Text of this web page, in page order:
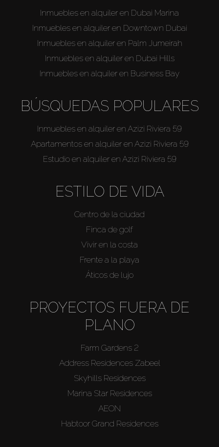
Inmuebles en alquiler en Dubai Marina
Inmuebles en alquiler en Downtown Dubai
Inmuebles en alquiler en Palm Jumeirah
Inmuebles en alquiler en Dubai Hills
Inmuebles en alquiler en Business Bay
BÚSQUEDAS POPULARES
Inmuebles en alquiler en Azizi Riviera 59
Apartamentos en alquiler en Azizi Riviera 59
Estudio en alquiler en Azizi Riviera 59
ESTILO DE VIDA
Centro de la ciudad
Finca de golf
Vivir en la costa
Frente a la playa
Áticos de lujo
PROYECTOS FUERA DE
PLANO
Farm Gardens 2
Address Residences Zabeel
Skyhills Residences
Marina Star Residences
AEON
Habtoor Grand Residences